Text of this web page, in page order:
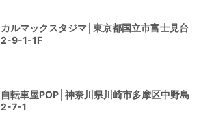
カルマックスタジマ│東京都国立市富士見台
2-9-1-1F
自転車屋POP│神奈川県川崎市多摩区中野島
2-7-1